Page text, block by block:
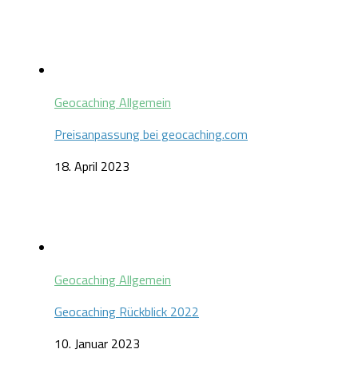
Geocaching Allgemein
Preisanpassung bei geocaching.com
18. April 2023
Geocaching Allgemein
Geocaching Rückblick 2022
10. Januar 2023